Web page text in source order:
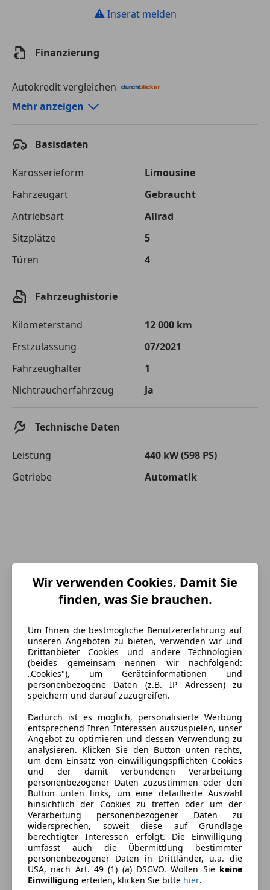
⚠ Inserat melden
Finanzierung
Autokredit vergleichen
Autokredit-Rechner von durchblicker.at
Laufzeit
120 Monate
Kreditbetrag
€ 75 000,-
Zu zahlender
Gesamtbetrag
€ 105 661,-
Effektivzinsatz
Sollzinssatz
7,25 %
Monatliche Rate € 880,51
von der von Ihnen gewählten Bank. Rückzahlungszeitraum 1-10
Jetzt berechnen
Mehr anzeigen
Basisdaten
Karosserieform
Limousine
Fahrzeugart
Gebraucht
Antriebsart
Allrad
Sitzplätze
5
Türen
4
Fahrzeughistorie
Kilometerstand
12 000 km
Erstzulassung
07/2021
Fahrzeughalter
1
Nichtraucherfahrzeug
Ja
Technische Daten
Leistung
440 kW (598 PS)
Getriebe
Automatik
Anderer Energieträger
Strom
Elektrische Reichweite 9
433 km
CO₂-Emissionen
0 g/km (komb.)
Ausstattung
Komfort
360° Kamera
Armlehne
Mehr anzeigen
Farbe und Innenausstattung
Wir verwenden Cookies. Damit Sie
finden, was Sie brauchen.
Um Ihnen die bestmögliche Benutzererfahrung auf
unseren Angeboten zu bieten, verwenden wir und
Drittanbieter Cookies und andere Technologien
(beides gemeinsam nennen wir nachfolgend:
„Cookies"), um Geräteinformationen und
personenbezogene Daten (z.B. IP Adressen) zu
speichern und darauf zuzugreifen.
Dadurch ist es möglich, personalisierte Werbung
entsprechend Ihren Interessen auszuspielen, unser
Angebot zu optimieren und dessen Verwendung zu
analysieren. Klicken Sie den Button unten rechts,
um dem Einsatz von einwilligungspflichten Cookies
und der damit verbundenen Verarbeitung
personenbezogener Daten zuzustimmen oder den
Button unten links, um eine detaillierte Auswahl
hinsichtlich der Cookies zu treffen oder um der
Verarbeitung personenbezogener Daten zu
widersprechen, soweit diese auf Grundlage
berechtigter Interessen erfolgt. Die Einwilligung
umfasst auch die Übermittlung bestimmter
personenbezogener Daten in Drittländer, u.a. die
USA, nach Art. 49 (1) (a) DSGVO. Wollen Sie keine
Einwilligung erteilen, klicken Sie bitte hier.